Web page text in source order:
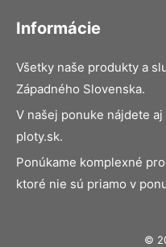
Informácie
Všetky naše produkty a
Západného Slovenska.
V našej ponuke nájdete
ploty.sk.
Ponúkame komplexné
ktoré nie sú priamo v
©